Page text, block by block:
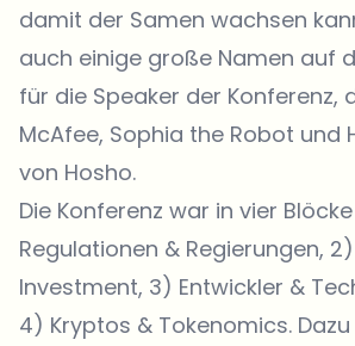
damit der Samen wachsen
auch einige große Namen auf
für die Speaker der Konferenz,
McAfee, Sophia the Robot und
von Hosho.
Die Konferenz war in vier
Regulationen & Regierungen,
Investment, 3) Entwickler &
4) Kryptos & Tokenomics.